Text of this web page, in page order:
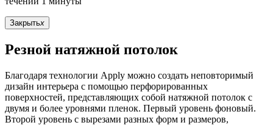
Закрытьx
Резной натяжной потолок
Благодаря технологии Apply можно создать неповторимый
дизайн интерьера с помощью перфорированных
поверхностей, представляющих собой натяжной потолок с
двумя и более уровнями пленок. Первый уровень фоновый.
Второй уровень с вырезами разных форм и размеров,